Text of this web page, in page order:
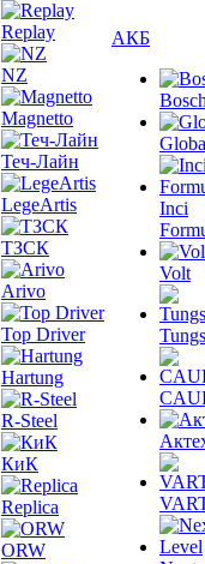
Replay
NZ
Magnetto
Теч-Лайн
LegeArtis
ТЗСК
Arivo
Top Driver
Hartung
R-Steel
КиК
Replica
ORW
АКБ
Inci
Volt